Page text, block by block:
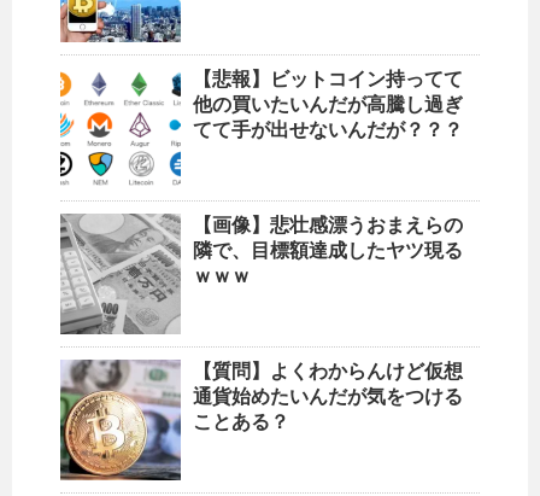
【悲報】ビットコイン持ってて
他の買いたいんだが高騰し過ぎ
てて手が出せないんだが？？？
【画像】悲壮感漂うおまえらの
隣で、目標額達成したヤツ現る
ｗｗｗ
【質問】よくわからんけど仮想
通貨始めたいんだが気をつける
ことある？